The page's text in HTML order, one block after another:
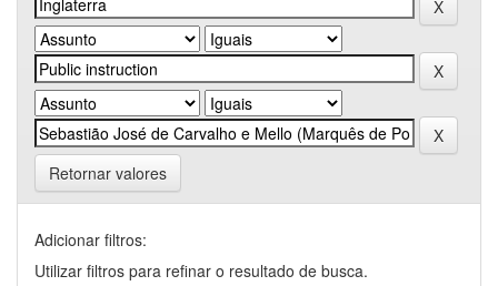
Retornar valores
Adicionar filtros:
Utilizar filtros para refinar o resultado de busca.